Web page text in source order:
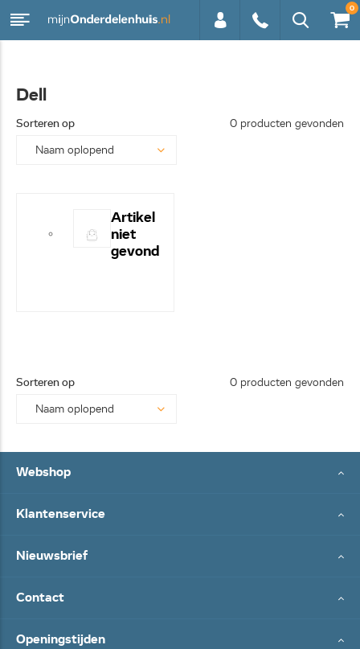
250628
0
Dell
Sorteren op 0 producten gevonden
Artikel
niet
gevond
Sorteren op 0 producten gevonden
Webshop
Klantenservice
Nieuwsbrief
Contact
Openingstijden